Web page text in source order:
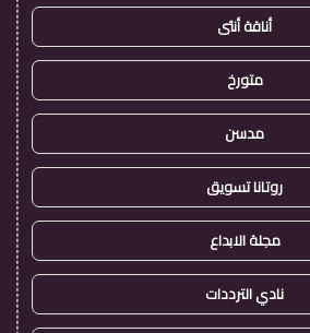
أناقة أنثى
متورخ
مدسن
روتانا تسويق
مجلة الابداع
نادي الترددات